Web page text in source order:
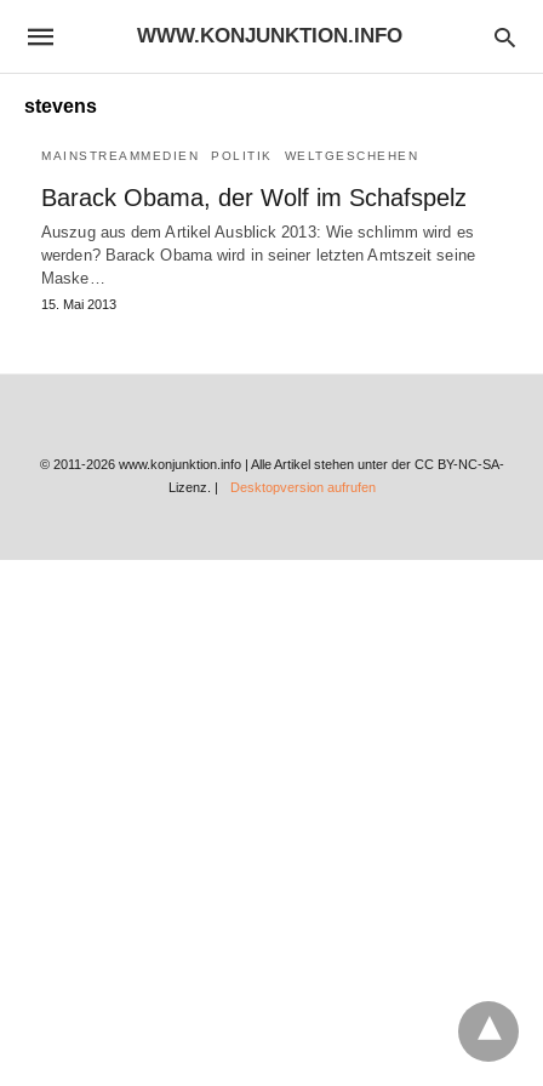
WWW.KONJUNKTION.INFO
stevens
MAINSTREAMMEDIEN POLITIK WELTGESCHEHEN
Barack Obama, der Wolf im Schafspelz
Auszug aus dem Artikel Ausblick 2013: Wie schlimm wird es
werden? Barack Obama wird in seiner letzten Amtszeit seine
Maske…
15. Mai 2013
© 2011-2026 www.konjunktion.info | Alle Artikel stehen unter der CC BY-NC-SA-
Lizenz. |
Desktopversion aufrufen